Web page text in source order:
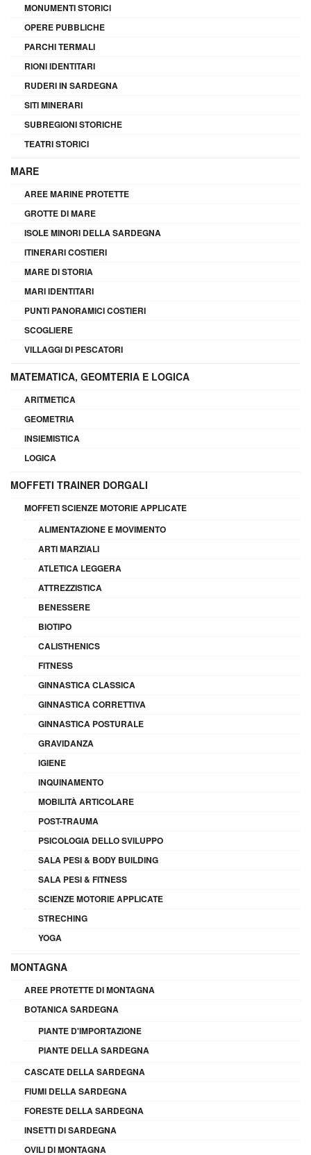
MONUMENTI STORICI
OPERE PUBBLICHE
PARCHI TERMALI
RIONI IDENTITARI
RUDERI IN SARDEGNA
SITI MINERARI
SUBREGIONI STORICHE
TEATRI STORICI
MARE
AREE MARINE PROTETTE
GROTTE DI MARE
ISOLE MINORI DELLA SARDEGNA
ITINERARI COSTIERI
MARE DI STORIA
MARI IDENTITARI
PUNTI PANORAMICI COSTIERI
SCOGLIERE
VILLAGGI DI PESCATORI
MATEMATICA, GEOMTERIA E LOGICA
ARITMETICA
GEOMETRIA
INSIEMISTICA
LOGICA
MOFFETI TRAINER DORGALI
MOFFETI SCIENZE MOTORIE APPLICATE
ALIMENTAZIONE E MOVIMENTO
ARTI MARZIALI
ATLETICA LEGGERA
ATTREZZISTICA
BENESSERE
BIOTIPO
CALISTHENICS
FITNESS
GINNASTICA CLASSICA
GINNASTICA CORRETTIVA
GINNASTICA POSTURALE
GRAVIDANZA
IGIENE
INQUINAMENTO
MOBILITÀ ARTICOLARE
POST-TRAUMA
PSICOLOGIA DELLO SVILUPPO
SALA PESI & BODY BUILDING
SALA PESI & FITNESS
SCIENZE MOTORIE APPLICATE
STRECHING
YOGA
MONTAGNA
AREE PROTETTE DI MONTAGNA
BOTANICA SARDEGNA
PIANTE D'IMPORTAZIONE
PIANTE DELLA SARDEGNA
CASCATE DELLA SARDEGNA
FIUMI DELLA SARDEGNA
FORESTE DELLA SARDEGNA
INSETTI DI SARDEGNA
OVILI DI MONTAGNA